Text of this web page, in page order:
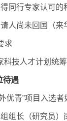
得同行专家认可
请人尚未回国（
求
科技人才计划统
待遇
优青”项目入选
组长（研究员）